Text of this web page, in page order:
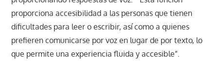
proporciona accesibilidad a las personas que tienen
dificultades para leer o escribir, así como a quienes
prefieren comunicarse por voz en lugar de por texto, lo
que permite una experiencia fluida y accesible”.